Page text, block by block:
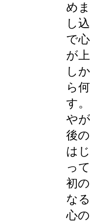
め
し
で
が
し
ら
す。
や
後
は
っ
初
な
心